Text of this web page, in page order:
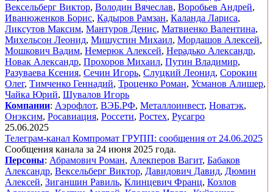
Вексельберг Виктор, Володин Вячеслав, Воробьев Андрей,
Иванюженков Борис, Кадыров Рамзан, Каланда Лариса,
Ликсутов Максим, Мантуров Денис, Матвиенко Валентина,
Михельсон Леонид, Мишустин Михаил, Мордашов Алексей,
Мошкович Вадим, Немерюк Алексей, Нерадько Александр,
Новак Александр, Прохоров Михаил, Путин Владимир,
Разуваева Ксения, Сечин Игорь, Слуцкий Леонид, Сорокин
Олег, Тимченко Геннадий, Троценко Роман, Усманов Алишер,
Чайка Юрий, Шувалов Игорь
Компании: Аэрофлот, ВЭБ.РФ, Металлоинвест, Новатэк,
Онэксим, Росавиация, Россети, Ростех, Русагро
25.06.2025
Телеграм-канал Компромат ГРУПП: сообщения от 24.06.2025
Сообщения канала за 24 июня 2025 года.
Персоны: Абрамович Роман, Алекперов Вагит, Бабаков
Александр, Вексельберг Виктор, Давидович Давид, Дюмин
Алексей, Зиганшин Равиль, Клинцевич Франц, Козлов